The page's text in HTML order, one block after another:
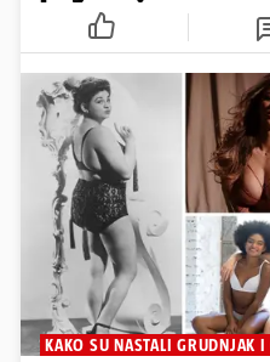
KAKO SU NASTALI GRUDNJAK I